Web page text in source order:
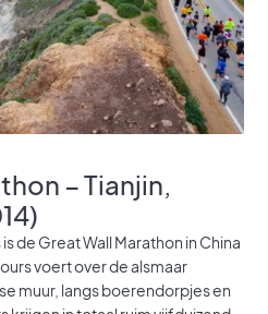
– Tianjin,
de Great Wall Marathon in China
voert over de alsmaar
muur, langs boerendorpjes en